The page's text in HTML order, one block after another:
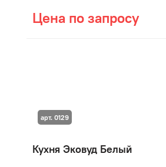
Цена по запросу
Кухня Эковуд Белый
арт. 0129